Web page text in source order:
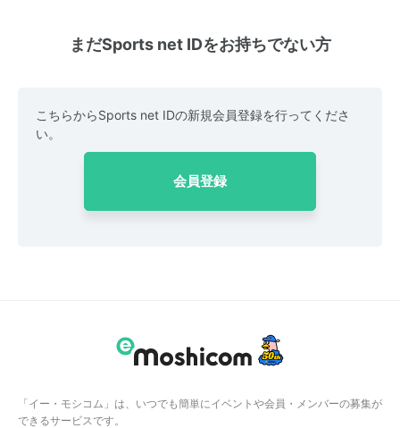
まだSports net IDをお持ちでない方
こちらからSports net IDの新規会員登録を行ってくださ
い。
会員登録
「イー・モシコム」は、いつでも簡単にイベントや会員・メンバーの募集が
できるサービスです。